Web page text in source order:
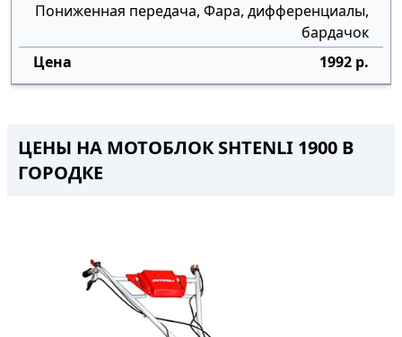
Пониженная передача, Фара, дифференциалы,
бардачок
1992 р.
ЦЕНЫ НА МОТОБЛОК SHTENLI 1900 В
ГОРОДКЕ